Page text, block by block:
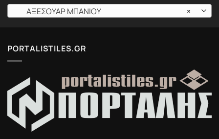
×
ΑΞΕΣΟΥΑΡ ΜΠΑΝΙΟΥ
PORTALISTILES.GR